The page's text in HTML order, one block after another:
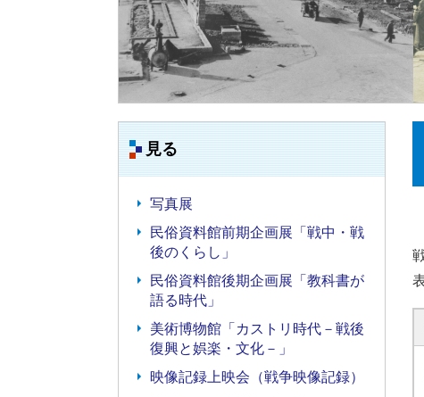
見る
写真展
民俗資料館前期企画展「戦中・戦
後のくらし」
民俗資料館後期企画展「教科書が
語る時代」
美術博物館「カストリ時代－戦後
復興と娯楽・文化－」
映像記録上映会（戦争映像記録）